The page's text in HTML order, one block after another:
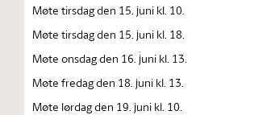
Møte tirsdag den 15. juni kl. 10.
Møte tirsdag den 15. juni kl. 18.
Møte onsdag den 16. juni kl. 13.
Møte fredag den 18. juni kl. 13.
Møte lørdag den 19. juni kl. 10.